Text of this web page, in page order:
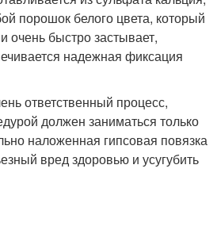
порошок белого цвета, который
очень быстро застывает,
надежная фиксация
ответственный процесс,
должен заниматься только
наложенная гипсовая повязка
вред здоровью и усугубить